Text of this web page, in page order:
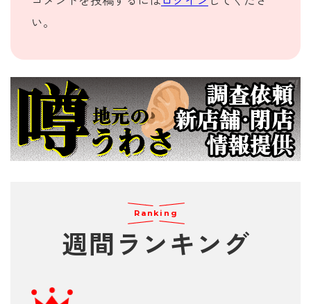
い。
Ranking
週間 ランキング